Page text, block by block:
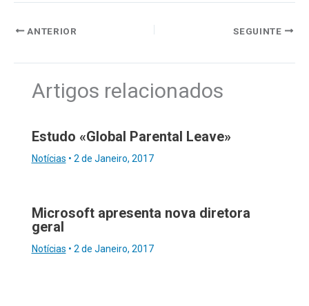
ANTERIOR SEGUINTE
Artigos relacionados
Estudo «Global Parental Leave»
Notícias • 2 de Janeiro, 2017
Microsoft apresenta nova diretora
geral
Notícias • 2 de Janeiro, 2017